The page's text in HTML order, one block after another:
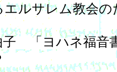
エルサレム教会
子 「ヨハネ福音